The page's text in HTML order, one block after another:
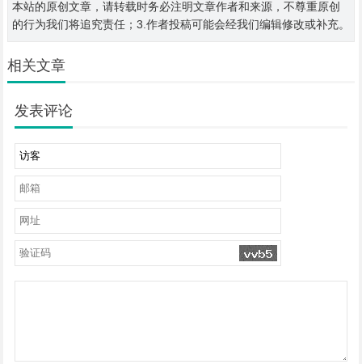
本站的原创文章，请转载时务必注明文章作者和来源，不尊重原创
的行为我们将追究责任；3.作者投稿可能会经我们编辑修改或补充。
相关文章
发表评论